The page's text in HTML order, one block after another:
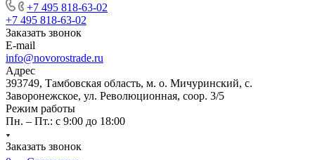
+7 495 818-63-02
+7 495 818-63-02
Заказать звонок
E-mail
info@novorostrade.ru
Адрес
393749, Тамбовская область, м. о. Мичуринский, с.
Заворонежское, ул. Революционная, соор. 3/5
Режим работы
Пн. – Пт.: с 9:00 до 18:00
Заказать звонок